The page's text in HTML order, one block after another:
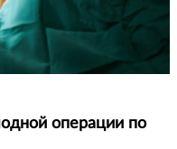
операции по